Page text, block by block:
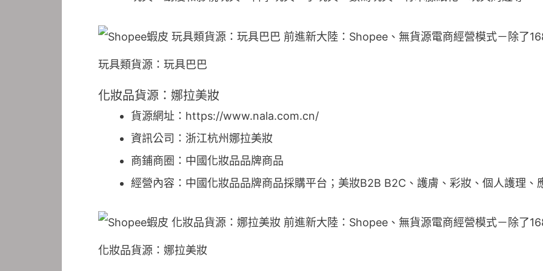
玩具類貨源：玩具巴巴
化妝品貨源：娜拉美妝
貨源網址：https://www.nala.com.cn/
資訊公司：浙江杭州娜拉美妝
商鋪商圈：中國化妝品品牌商品
經營內容：中國化妝品品牌商品採購平台；美妝B2B B2C、護膚、彩妝、個人護理、
化妝品貨源：娜拉美妝